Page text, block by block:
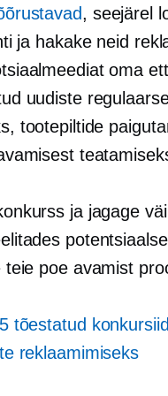
, seejärel
ja hakake neid
oma
uudiste
tootepiltide
ja jagage
poe avamist
tõestatud
reklaamimiseks